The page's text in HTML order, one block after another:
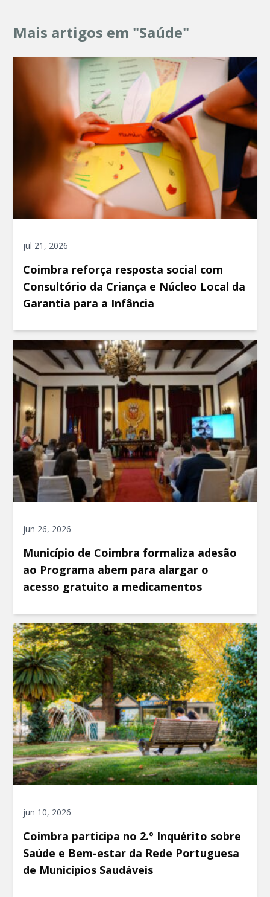
Mais artigos em "Saúde"
jul 21, 2026
Coimbra reforça resposta social com
Consultório da Criança e Núcleo Local da
Garantia para a Infância
jun 26, 2026
Município de Coimbra formaliza adesão
ao Programa abem para alargar o
acesso gratuito a medicamentos
jun 10, 2026
Coimbra participa no 2.º Inquérito sobre
Saúde e Bem-estar da Rede Portuguesa
de Municípios Saudáveis